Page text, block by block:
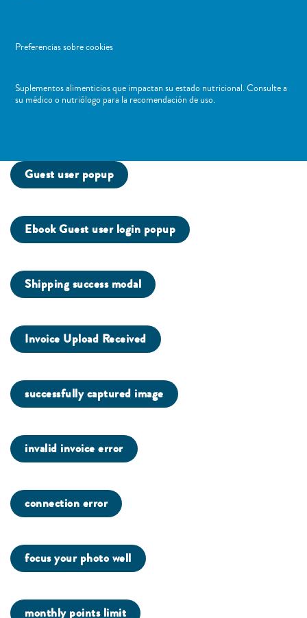
Preferencias sobre cookies
Suplementos alimenticios que impactan su estado nutricional. Consulte a
su médico o nutriólogo para la recomendación de uso. ​
Guest user popup
Ebook Guest user login popup
Shipping success modal
Invoice Upload Received
successfully captured image
invalid invoice error
connection error
focus your photo well
monthly points limit